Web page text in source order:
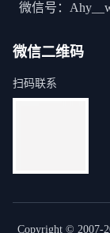
微信号：
微信二维码
扫码联系
Copyright © 2007-